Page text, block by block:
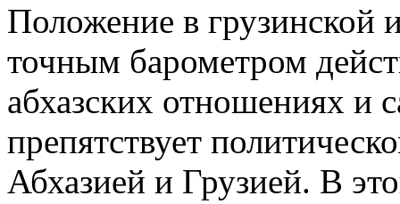
Положение в грузинской
точным барометром
абхазских отношениях и
препятствует
Абхазией и Грузией. В